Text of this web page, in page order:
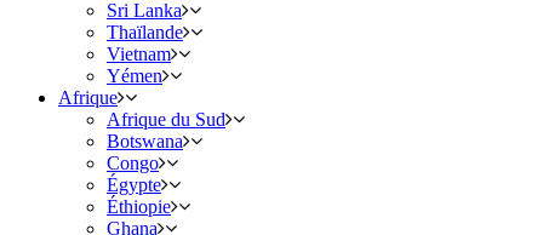
Sri Lanka
Thaïlande
Vietnam
Yémen
Afrique
Afrique du Sud
Botswana
Congo
Égypte
Éthiopie
Ghana